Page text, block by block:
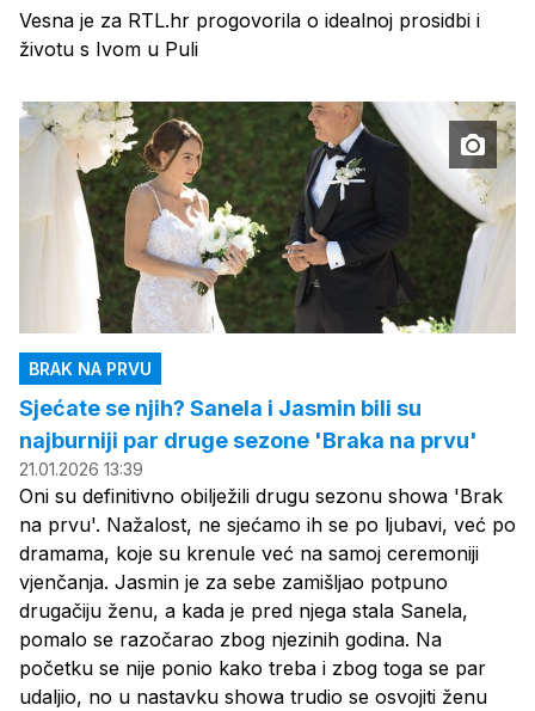
Vesna je za RTL.hr progovorila o idealnoj prosidbi i
životu s Ivom u Puli
BRAK NA PRVU
Sjećate se njih? Sanela i Jasmin bili su
najburniji par druge sezone 'Braka na prvu'
21.01.2026 13:39
Oni su definitivno obilježili drugu sezonu showa 'Brak
na prvu'. Nažalost, ne sjećamo ih se po ljubavi, već po
dramama, koje su krenule već na samoj ceremoniji
vjenčanja. Jasmin je za sebe zamišljao potpuno
drugačiju ženu, a kada je pred njega stala Sanela,
pomalo se razočarao zbog njezinih godina. Na
početku se nije ponio kako treba i zbog toga se par
udaljio, no u nastavku showa trudio se osvojiti ženu